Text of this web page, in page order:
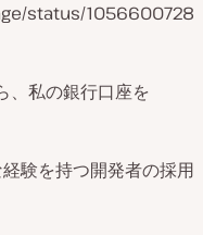
status/1056600728
、私の銀行口座を
験を持つ開発者の採用